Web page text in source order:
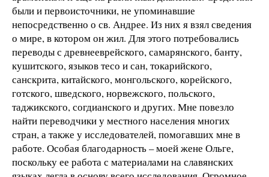
были и первоисточники, не упоминавшие
непосредственно о св. Андрее. Из них я взял сведения
о мире, в котором он жил. Для этого потребовались
переводы с древнееврейского, самарянского, банту,
кушитского, языков тесо и сан, токарийского,
санскрита, китайского, монгольского, корейского,
готского, шведского, норвежского, польского,
таджикского, согдианского и других. Мне повезло
найти переводчики у местного населения многих
стран, а также у исследователей, помогавших мне в
работе. Особая благодарность – моей жене Ольге,
поскольку ее работа с материалами на славянских